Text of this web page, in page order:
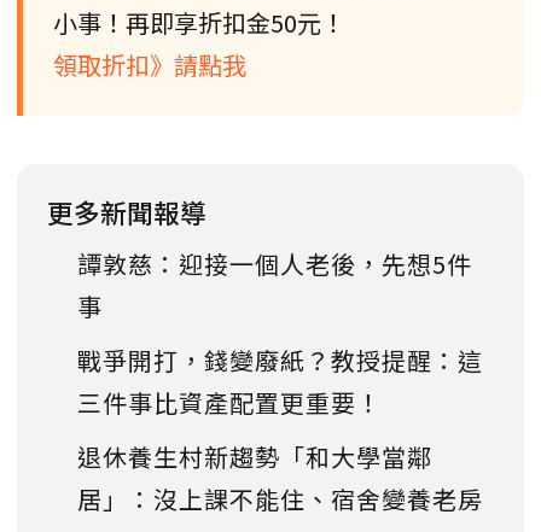
小事！再即享折扣金50元！
領取折扣》請點我
更多新聞報導
譚敦慈：迎接一個人老後，先想5件
事
戰爭開打，錢變廢紙？教授提醒：這
三件事比資產配置更重要！
退休養生村新趨勢「和大學當鄰
居」：沒上課不能住、宿舍變養老房